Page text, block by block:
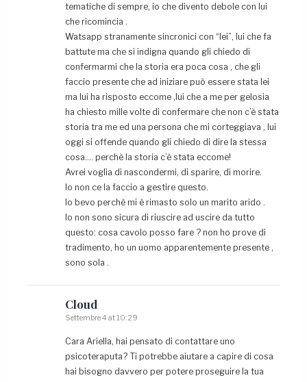
tematiche di sempre, io che divento debole con lui
che ricomincia .
Watsapp stranamente sincronici con “lei”, lui che fa
battute ma che si indigna quando gli chiedo di
confermarmi che la storia era poca cosa , che gli
faccio presente che ad iniziare può essere stata lei
ma lui ha risposto eccome ,lui che a me per gelosia
ha chiesto mille volte di confermare che non c’è stata
storia tra me ed una persona che mi corteggiava , lui
oggi si offende quando gli chiedo di dire la stessa
cosa…. perchè la storia c’è stata eccome!
Avrei voglia di nascondermi, di sparire, di morire.
Io non ce la faccio a gestire questo.
Io bevo perchè mi è rimasto solo un marito arido .
Io non sono sicura di riuscire ad uscire da tutto
questo: cosa cavolo posso fare ? non ho prove di
tradimento, ho un uomo apparentemente presente ,
sono sola .
Cloud
Settembre 4 at 10:29
Cara Ariella, hai pensato di contattare uno
psicoteraputa? Ti potrebbe aiutare a capire di cosa
hai bisogno davvero per potere proseguire la tua